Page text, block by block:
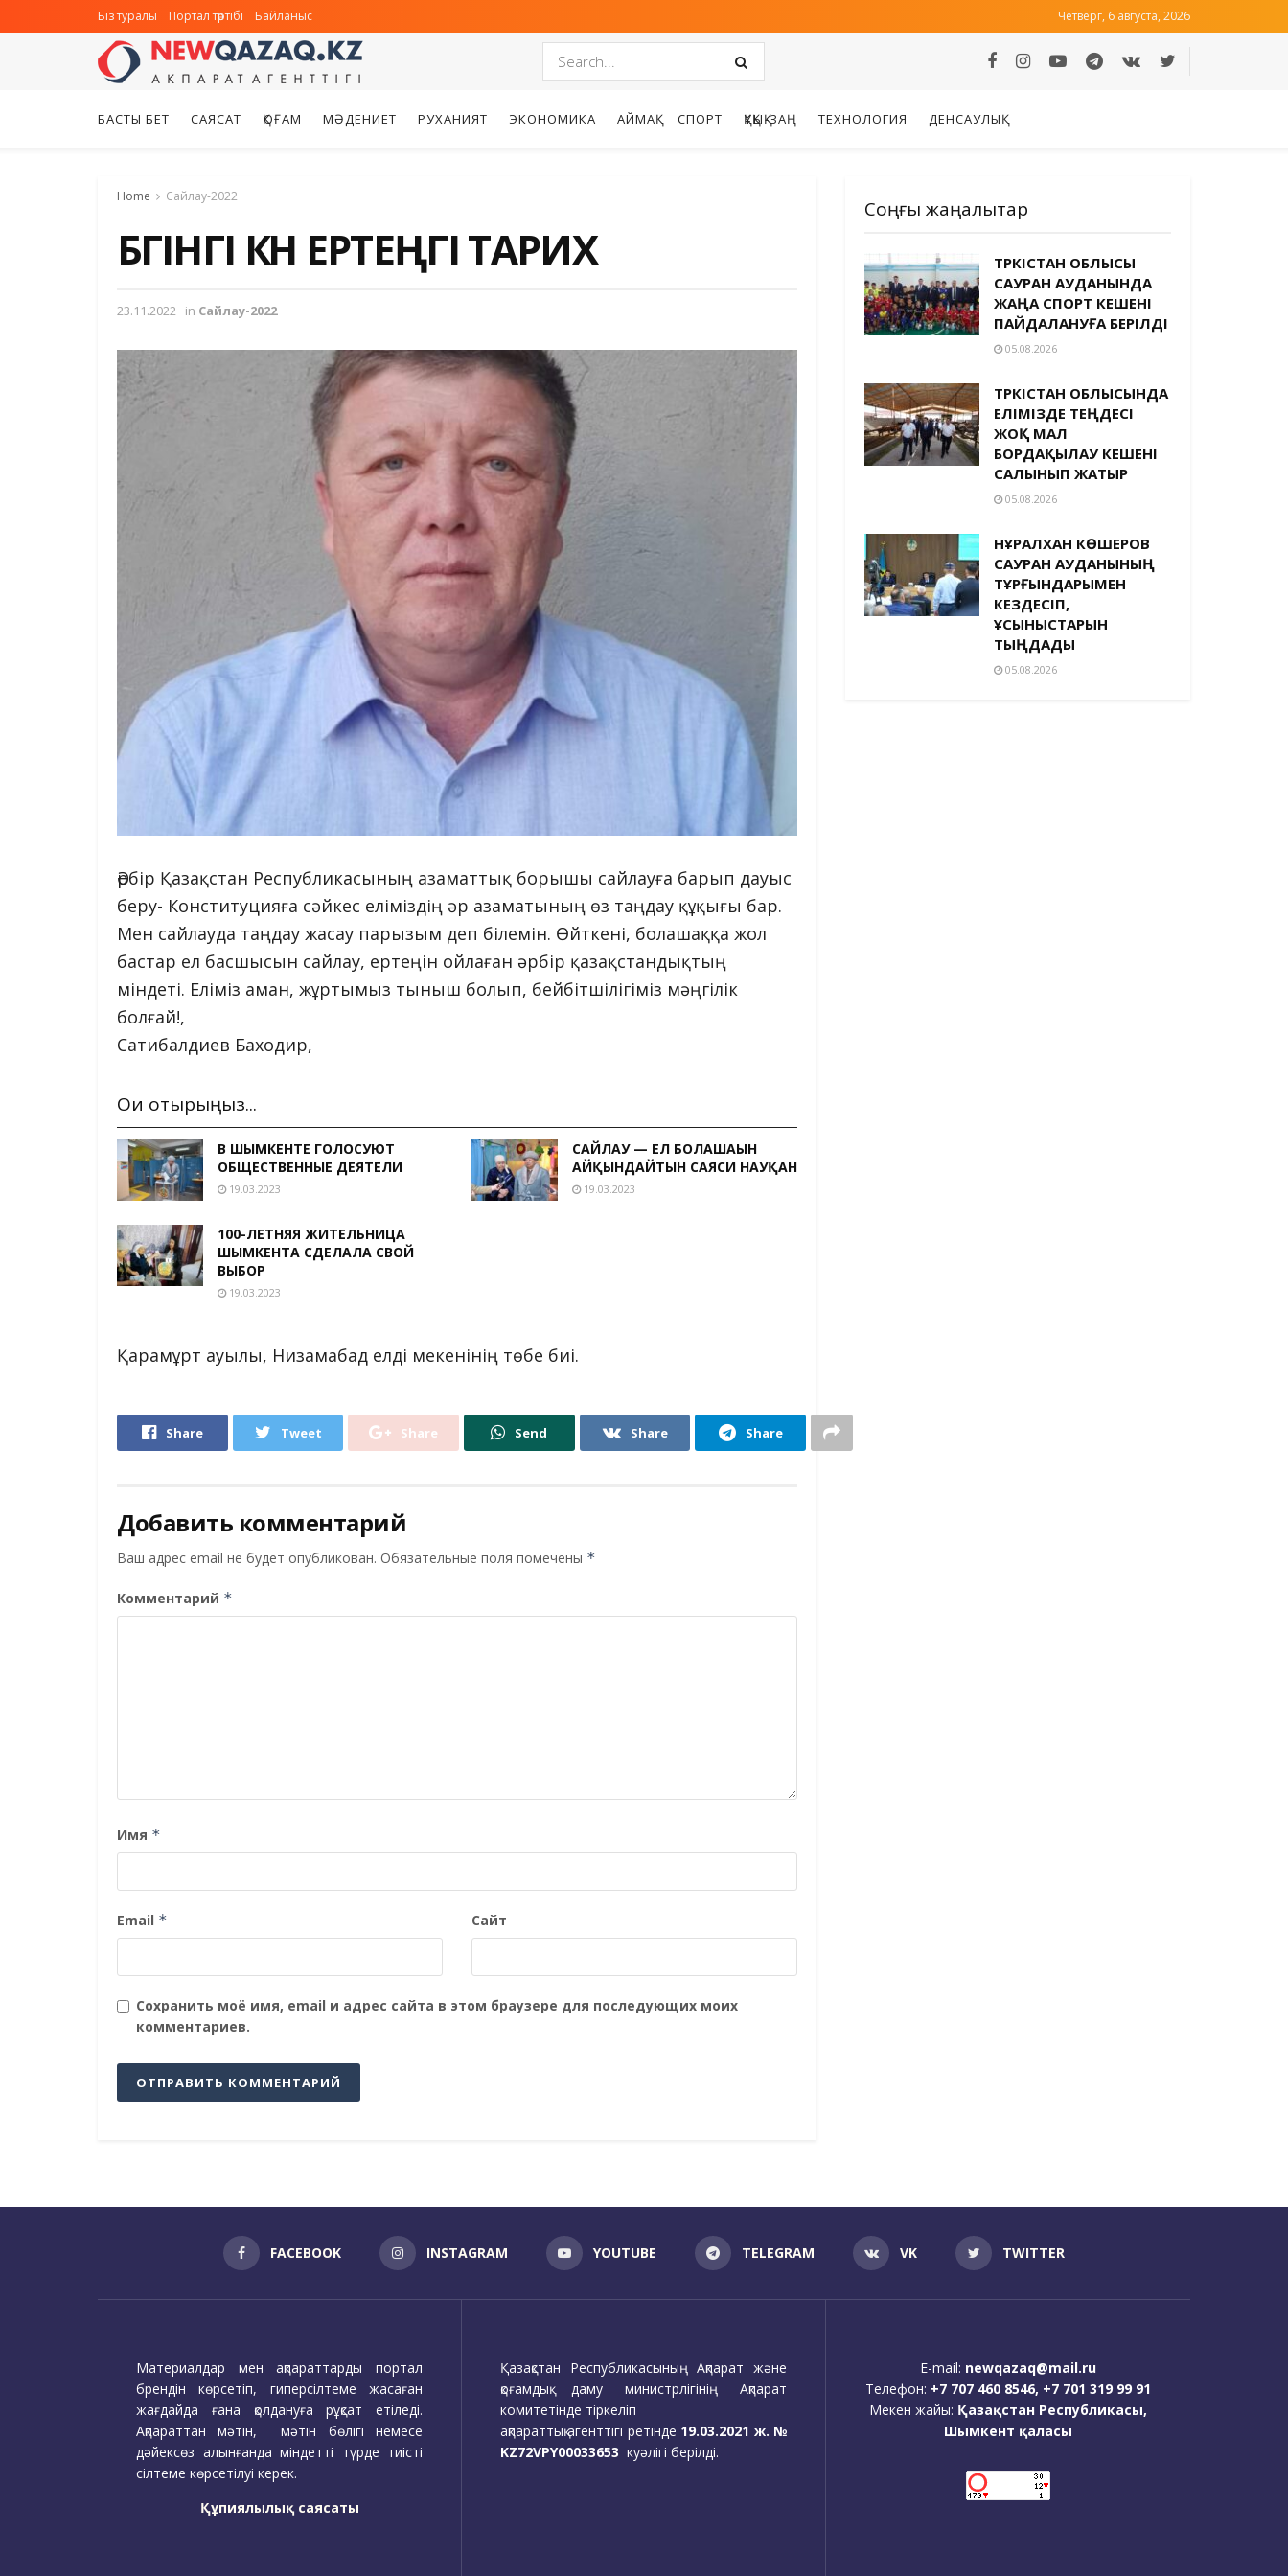
Біз туралы Портал тәртібі Байланыс Четверг, 6 августа, 2026
БАСТЫ БЕТ САЯСАТ ҚОҒАМ МӘДЕНИЕТ РУХАНИЯТ ЭКОНОМИКА АЙМАҚ СПОРТ ҚҰҚЫҚ-ЗАҢ ТЕХНОЛОГИЯ ДЕНСАУЛЫҚ
Home Сайлау-2022
БҮГІНГІ КҮН ЕРТЕҢГІ ТАРИХ
23.11.2022 in Сайлау-2022
Әрбір Қазақстан Республикасының азаматтық борышы сайлауға барып дауыс
беру- Конституцияға сәйкес еліміздің әр азаматының өз таңдау құқығы бар.
Мен сайлауда таңдау жасау парызым деп білемін. Өйткені, болашаққа жол
бастар ел басшысын сайлау, ертеңін ойлаған әрбір қазақстандықтың
міндеті. Еліміз аман, жұртымыз тыныш болып, бейбітшілігіміз мәңгілік
болғай!,
Сатибалдиев Баходир,
Оқи отырыңыз...
В ШЫМКЕНТЕ ГОЛОСУЮТ
ОБЩЕСТВЕННЫЕ ДЕЯТЕЛИ
19.03.2023
САЙЛАУ — ЕЛ БОЛАШАҒЫН
АЙҚЫНДАЙТЫН САЯСИ НАУҚАН
19.03.2023
100-ЛЕТНЯЯ ЖИТЕЛЬНИЦА
ШЫМКЕНТА СДЕЛАЛА СВОЙ
ВЫБОР
19.03.2023
Қарамұрт ауылы, Низамабад елді мекенінің төбе биі.
Share Tweet Share Send Share Share
Добавить комментарий
Ваш адрес email не будет опубликован. Обязательные поля помечены *
Комментарий *
Имя *
Email * Сайт
Сохранить моё имя, email и адрес сайта в этом браузере для последующих моих
комментариев.
Соңғы жаңалықтар
ТҮРКІСТАН ОБЛЫСЫ
САУРАН АУДАНЫНДА
ЖАҢА СПОРТ КЕШЕНІ
ПАЙДАЛАНУҒА БЕРІЛДІ
05.08.2026
ТҮРКІСТАН ОБЛЫСЫНДА
ЕЛІМІЗДЕ ТЕҢДЕСІ
ЖОҚ МАЛ
БОРДАҚЫЛАУ КЕШЕНІ
САЛЫНЫП ЖАТЫР
05.08.2026
НҰРАЛХАН КӨШЕРОВ
САУРАН АУДАНЫНЫҢ
ТҰРҒЫНДАРЫМЕН
КЕЗДЕСІП,
ҰСЫНЫСТАРЫН
ТЫҢДАДЫ
05.08.2026
FACEBOOK INSTAGRAM YOUTUBE TELEGRAM VK TWITTER
Материалдар мен ақпараттарды портал
брендін көрсетіп, гиперсілтеме жасаған
жағдайда ғана қолдануға рұқсат етіледі.
Ақпараттан мәтін, мәтін бөлігі немесе
дәйексөз алынғанда міндетті түрде тиісті
сілтеме көрсетілуі керек.
Құпиялылық саясаты
Қазақстан Республикасының Ақпарат және
қоғамдық даму министрлігінің Ақпарат
комитетінде тіркеліп
ақпараттық агенттігі ретінде 19.03.2021 ж. №
KZ72VPY00033653 куәлігі берілді.
E-mail: newqazaq@mail.ru
Телефон: +7 707 460 8546, +7 701 319 99 91
Мекен жайы: Қазақстан Республикасы,
Шымкент қаласы